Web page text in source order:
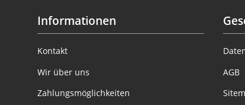
Informationen
Kontakt
Wir über uns
Zahlungsmöglichkeiten
AGB